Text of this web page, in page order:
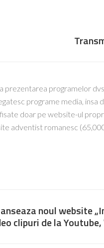
prezentarea programelor
programe media, insa
doar pe website-ul
adventist romanesc
noul website
clipuri de la